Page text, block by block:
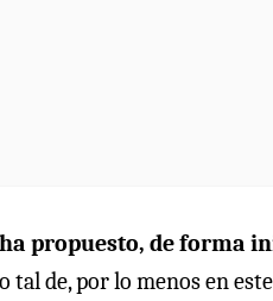
propuesto, de forma
tal de, por lo menos en